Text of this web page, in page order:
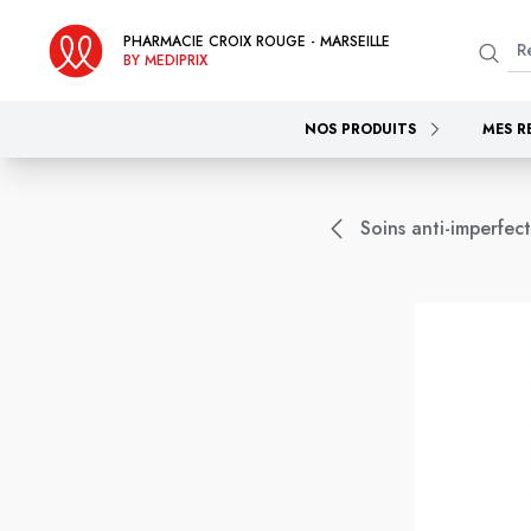
PHARMACIE CROIX ROUGE - MARSEILLE
BY MEDIPRIX
NOS PRODUITS MES
Soins anti-